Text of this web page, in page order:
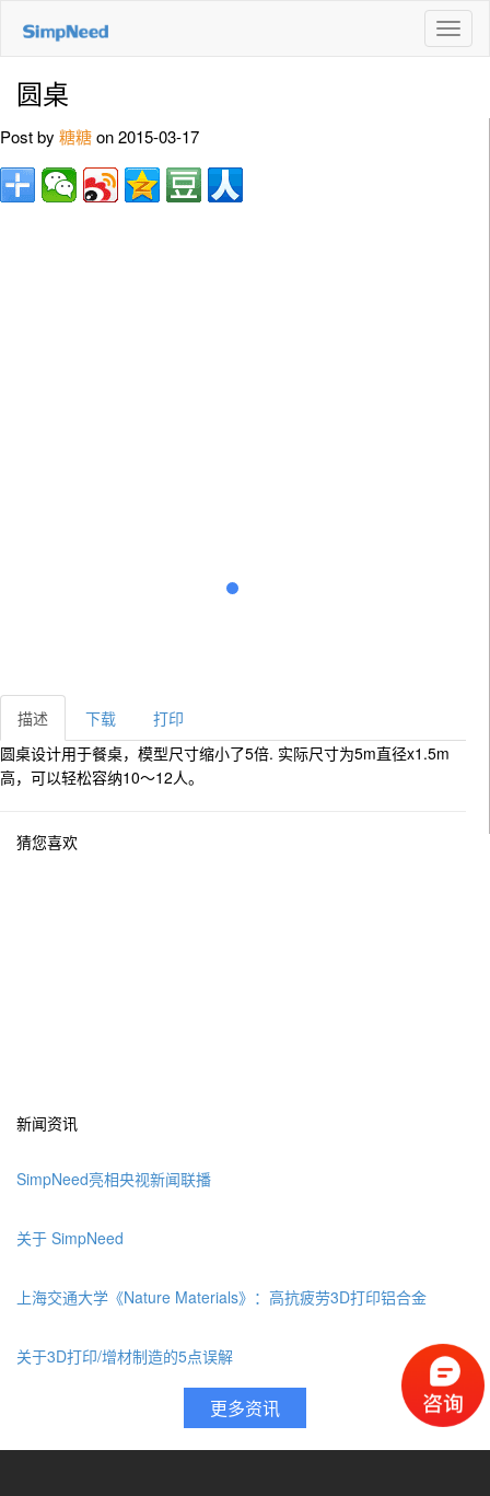
切
换
圆桌
Post by 糖糖on 2015-03-17
描述 下载
打印
圆桌设计用于餐桌，模型尺寸缩小了5倍. 实际尺寸为5m直径x1.5m
高，可以轻松容纳10～12人。
猜您喜欢
新闻资讯
SimpNeed亮相央视新闻联播
关于 SimpNeed
上海交通大学《Nature Materials》：高抗疲劳3D打印铝合金
关于3D打印/增材制造的5点误解